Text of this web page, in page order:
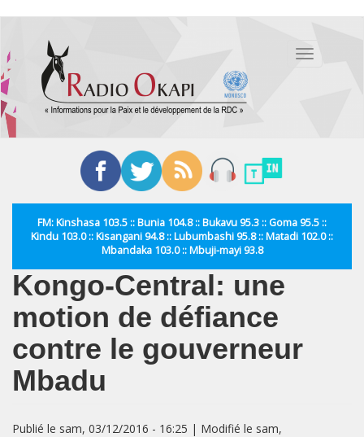
contenu
principal
Toggle
FM: Kinshasa 103.5 :: Bunia 104.8 :: Bukavu 95.3 :: Goma 95.5 ::
Kindu 103.0 :: Kisangani 94.8 :: Lubumbashi 95.8 :: Matadi 102.0 ::
Mbandaka 103.0 :: Mbuji-mayi 93.8
Kongo-Central: une
motion de défiance
contre le gouverneur
Mbadu
Publié le sam, 03/12/2016 - 16:25 | Modifié le sam,